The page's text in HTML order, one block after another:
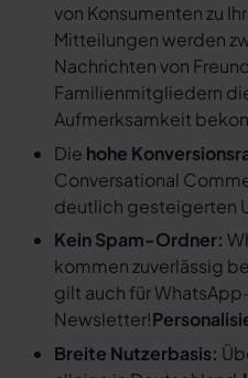
von Konsumenten zu
Mitteilungen werden
Nachrichten von
Familienmitgliedern
Aufmerksamkeit
Die hohe
Conversational
deutlich gesteigerten
Kein Spam-Ordner:
kommen zuverlässig
gilt auch für
Newsletter!
Breite Nutzerbasis: